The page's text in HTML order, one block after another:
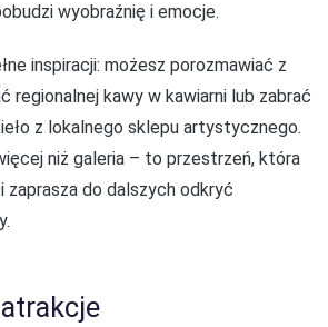
wyobraźnię i emocje.
inspiracji: możesz porozmawiać z
regionalnej kawy w kawiarni lub zabrać
z lokalnego sklepu artystycznego.
niż galeria – to przestrzeń, która
zaprasza do dalszych odkryć